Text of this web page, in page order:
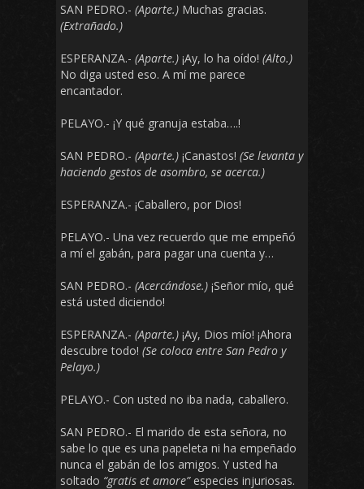
SAN PEDRO.- (Aparte.) Muchas gracias.
(Extrañado.)
ESPERANZA.- (Aparte.) ¡Ay, lo ha oído! (Alto.)
No diga usted eso. A mí me parece
encantador.
PELAYO.- ¡Y qué granuja estaba….!
SAN PEDRO.- (Aparte.) ¡Canastos! (Se levanta y
haciendo gestos de asombro, se acerca.)
ESPERANZA.- ¡Caballero, por Dios!
PELAYO.- Una vez recuerdo que me empeñó
a mí el gabán, para pagar una cuenta y…
SAN PEDRO.- (Acercándose.) ¡Señor mío, qué
está usted diciendo!
ESPERANZA.- (Aparte.) ¡Ay, Dios mío! ¡Ahora
descubre todo! (Se coloca entre San Pedro y
Pelayo.)
PELAYO.- Con usted no iba nada, caballero.
SAN PEDRO.- El marido de esta señora, no
sabe lo que es una papeleta ni ha empeñado
nunca el gabán de los amigos. Y usted ha
soltado “gratis et amore”especies injuriosas.